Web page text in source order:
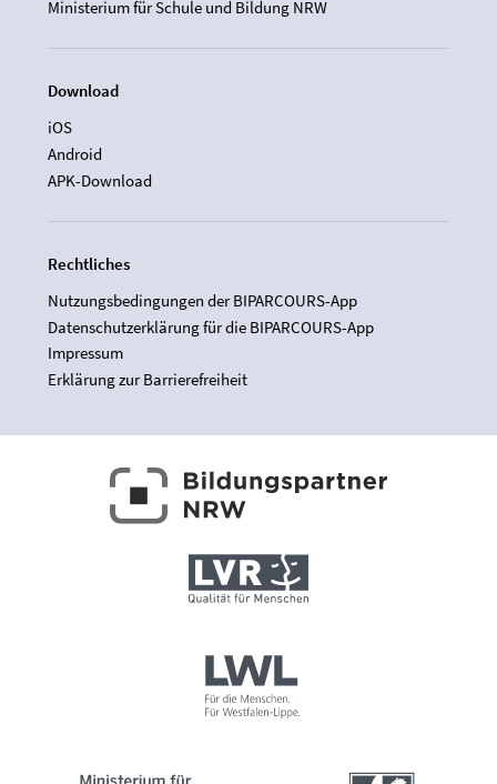
Ministerium für Schule und Bildung NRW
Download
iOS
Android
APK-Download
Rechtliches
Nutzungsbedingungen der BIPARCOURS-App
Datenschutzerklärung für die BIPARCOURS-App
Impressum
Erklärung zur Barrierefreiheit